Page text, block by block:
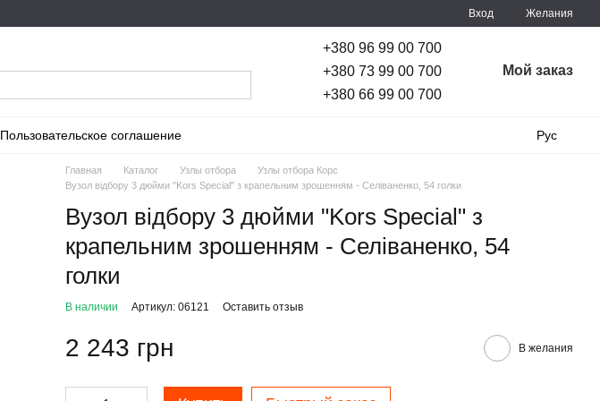
Вход Желания
+380 96 99 00 700
+380 73 99 00 700
+380 66 99 00 700
Мой заказ
Пользовательское соглашение Рус
Главная Каталог Узлы отбора
Узлы отбора Корс
Вузол відбору 3 дюйми "Kors Special" з крапельним зрошенням - Селіваненко, 54 голки
Вузол відбору 3 дюйми "Kors Special" з
крапельним зрошенням - Селіваненко, 54
голки
В наличии Артикул: 06121 Оставить отзыв
2 243 грн В желания